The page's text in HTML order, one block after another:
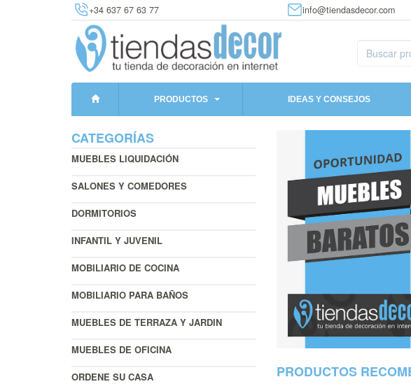
+34 637 67 63 77 info@tiendasdecor.com
PRODUCTOS IDEAS Y CONSEJOS
CATEGORÍAS
MUEBLES LIQUIDACIÓN
SALONES Y COMEDORES
DORMITORIOS
INFANTIL Y JUVENIL
MOBILIARIO DE COCINA
MOBILIARIO PARA BAÑOS
MUEBLES DE TERRAZA Y JARDIN
MUEBLES DE OFICINA
ORDENE SU CASA PRODUCTOS